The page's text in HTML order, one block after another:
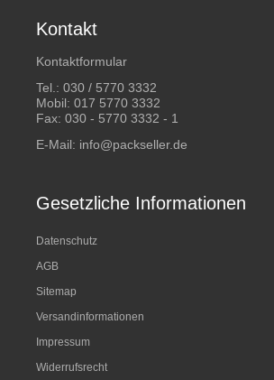
Kontakt
Kontaktformular
Tel.: 030 / 5770 3332
Mobil: 017 5770 3332
Fax: 030 - 5770 3332 - 1
E-Mail: info@packseller.de
Gesetzliche Informationen
Datenschutz
AGB
Sitemap
Versandinformationen
Impressum
Widerrufsrecht